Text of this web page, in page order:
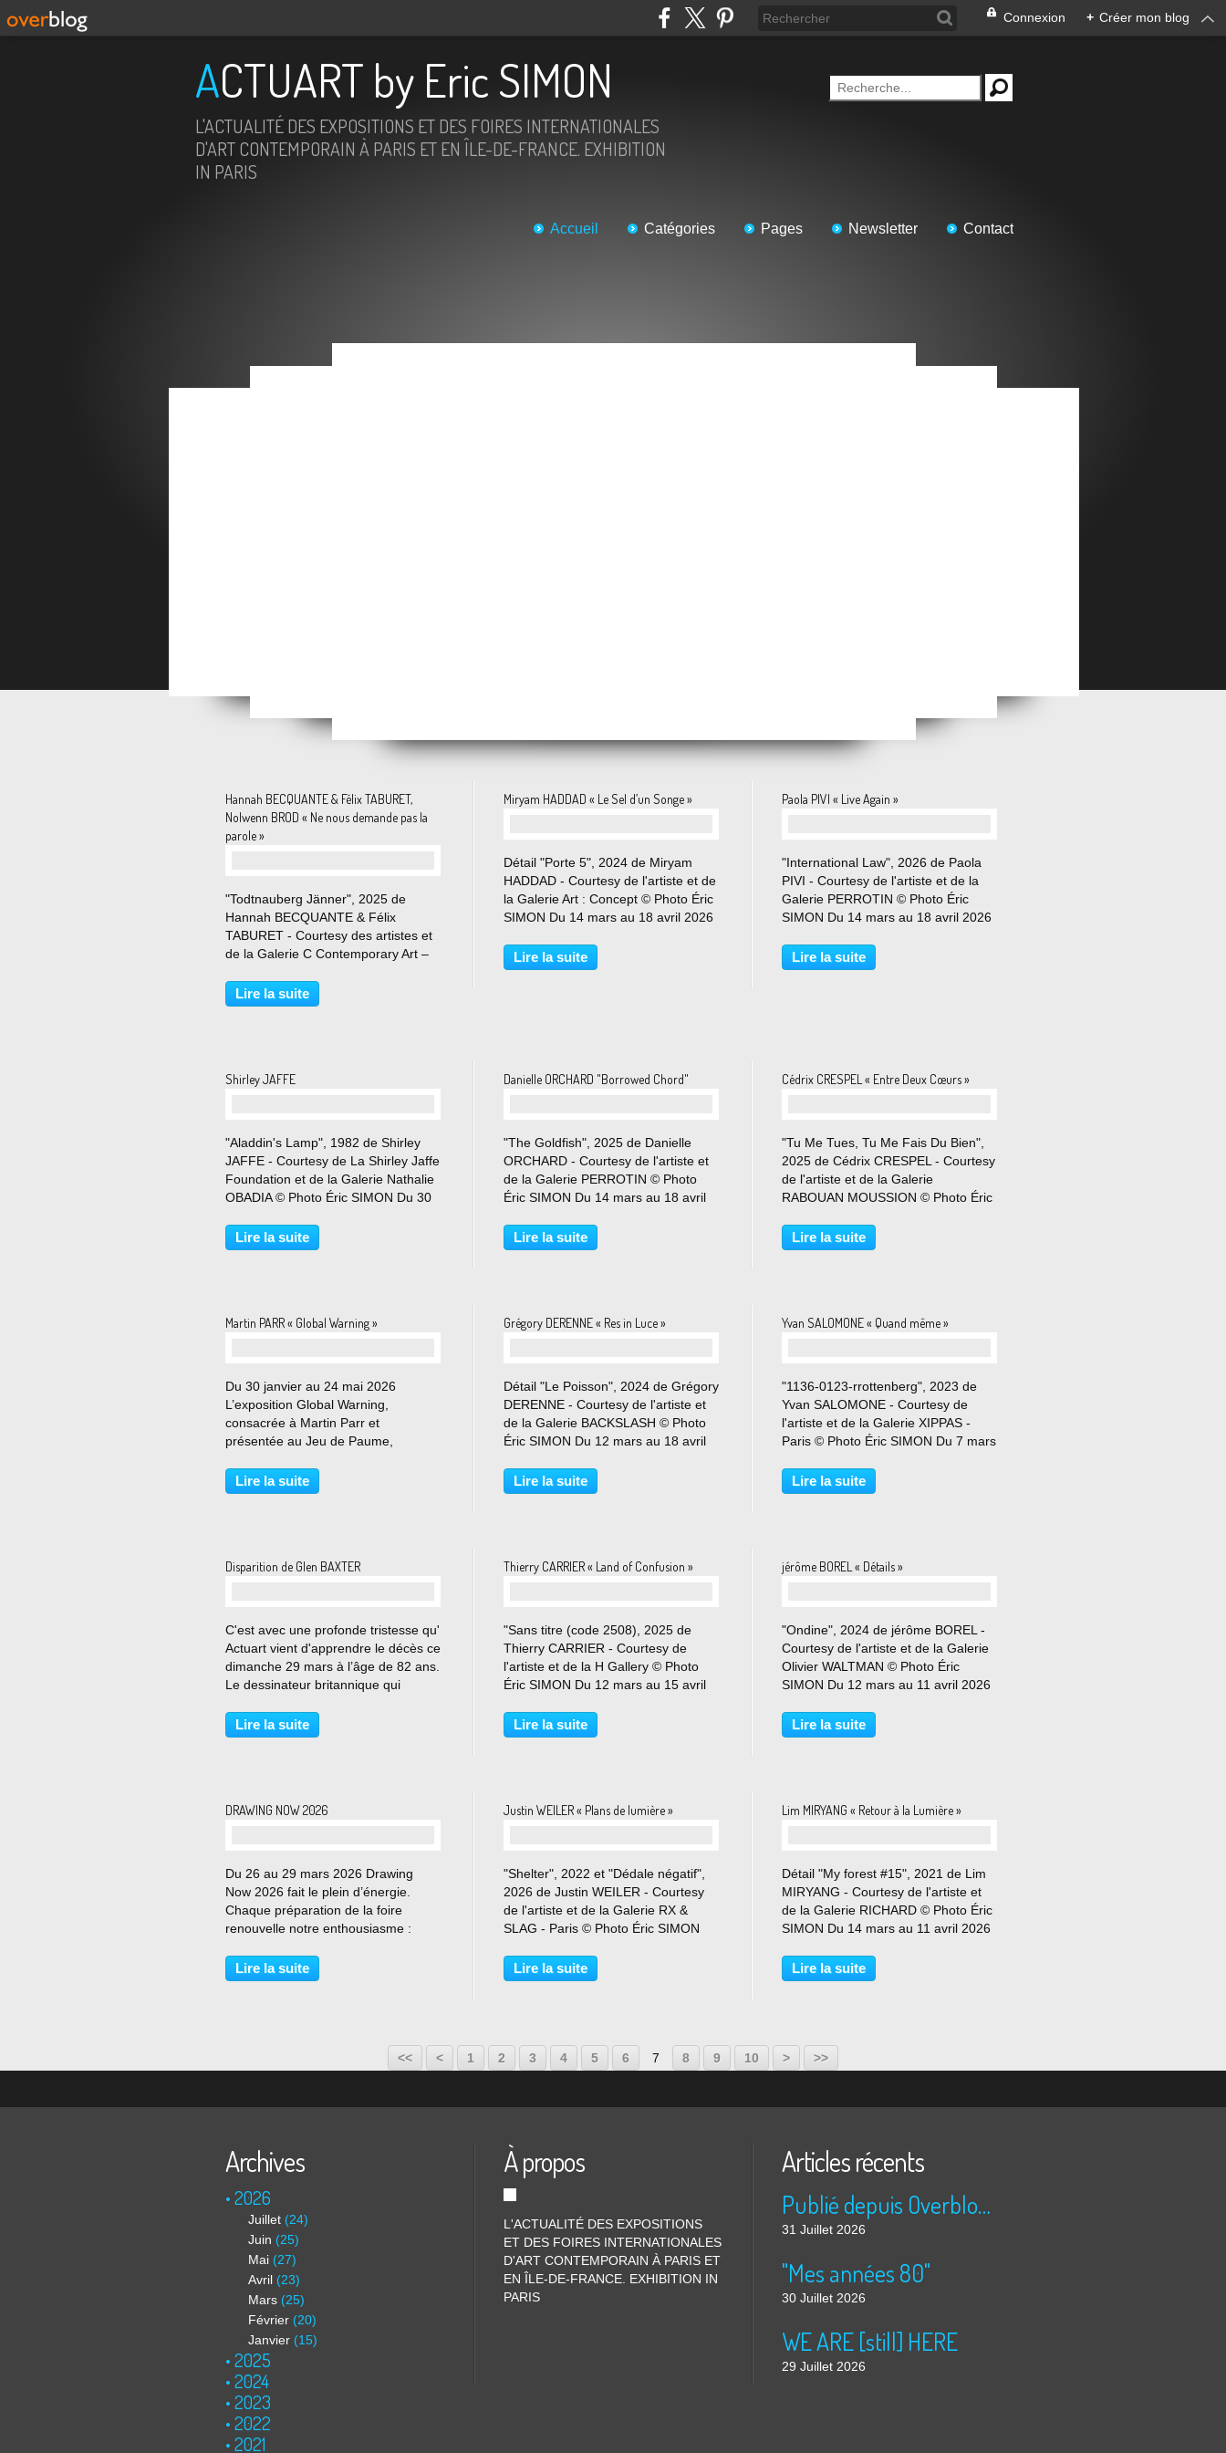
Connexion + Créer mon blog
ACTUART by Eric SIMON
L'ACTUALITÉ DES EXPOSITIONS ET DES FOIRES INTERNATIONALES
D'ART CONTEMPORAIN À PARIS ET EN ÎLE-DE-FRANCE. EXHIBITION
IN PARIS
Accueil Catégories Pages Newsletter Contact
Publié depuis Overblog et Facebook
"Mes années 80"
WE ARE [still] HERE
Hannah BECQUANTE & Félix TABURET,
Nolwenn BROD « Ne nous demande pas la
parole »
"Todtnauberg Jänner", 2025 de
Hannah BECQUANTE & Félix
TABURET - Courtesy des artistes et
de la Galerie C Contemporary Art –
mars au 25 avril 2026 La Galerie C a
le plaisir de vous présentez
Lire la suite
Miryam HADDAD « Le Sel d’un Songe »
Détail "Porte 5", 2024 de Miryam
HADDAD - Courtesy de l'artiste et de
la Galerie Art : Concept © Photo Éric
SIMON Du 14 mars au 18 avril 2026
d’événements chromatiques et
gestuels semble avoir pris le pouvoir
Lire la suite
Paola PIVI « Live Again »
"International Law", 2026 de Paola
PIVI - Courtesy de l'artiste et de la
Galerie PERROTIN © Photo Éric
SIMON Du 14 mars au 18 avril 2026
again, une exposition qui explore la
capacité unique de Paola Pivi à
Lire la suite
Shirley JAFFE
"Aladdin's Lamp", 1982 de Shirley
JAFFE - Courtesy de La Shirley Jaffe
Foundation et de la Galerie Nathalie
OBADIA © Photo Éric SIMON Du 30
Nathalie Obadia est heureuse de
présenter une exposition personnelle
Lire la suite
Danielle ORCHARD "Borrowed Chord"
"The Goldfish", 2025 de Danielle
ORCHARD - Courtesy de l'artiste et
de la Galerie PERROTIN © Photo
Éric SIMON Du 14 mars au 18 avril
tranquille. La figure, la forme et la
tradition moderne Perrotin a le plaisir
Lire la suite
Cédrix CRESPEL « Entre Deux Cœurs »
"Tu Me Tues, Tu Me Fais Du Bien",
2025 de Cédrix CRESPEL - Courtesy
de l'artiste et de la Galerie
RABOUAN MOUSSION © Photo Éric
Comment représenter une relation
amoureuse, ses complicités
Lire la suite
Martin PARR « Global Warning »
Du 30 janvier au 24 mai 2026
L’exposition Global Warning,
consacrée à Martin Parr et
présentée au Jeu de Paume,
à la lumière du chaos et des
déséquilibres qui caractérisent notre
Lire la suite
Grégory DERENNE « Res in Luce »
Détail "Le Poisson", 2024 de Grégory
DERENNE - Courtesy de l'artiste et
de la Galerie BACKSLASH © Photo
Éric SIMON Du 12 mars au 18 avril
les lumières de la ville nocturne dans
ses séries emblématiques
Lire la suite
Yvan SALOMONE « Quand même »
"1136-0123-rrottenberg", 2023 de
Yvan SALOMONE - Courtesy de
l'artiste et de la Galerie XIPPAS -
Paris © Photo Éric SIMON Du 7 mars
le plaisir de présenter une exposition
personnelle de l’artiste français Yvan
Lire la suite
Disparition de Glen BAXTER
C'est avec une profonde tristesse qu'
Actuart vient d'apprendre le décès ce
dimanche 29 mars à l’âge de 82 ans.
Le dessinateur britannique qui
et truffait ses légendes de jeux de
mots et de situation absurde. Né,...
Lire la suite
Thierry CARRIER « Land of Confusion »
"Sans titre (code 2508), 2025 de
Thierry CARRIER - Courtesy de
l'artiste et de la H Gallery © Photo
Éric SIMON Du 12 mars au 15 avril
moi ce que tu vois dans ma peinture
et je devinerai qui tu es”... H
Lire la suite
jérôme BOREL « Détails »
"Ondine", 2024 de jérôme BOREL -
Courtesy de l'artiste et de la Galerie
Olivier WALTMAN © Photo Éric
SIMON Du 12 mars au 11 avril 2026
exposition personnelle, la galerie est
très heureuse de présenter Détails,
Lire la suite
DRAWING NOW 2026
Du 26 au 29 mars 2026 Drawing
Now 2026 fait le plein d’énergie.
Chaque préparation de la foire
renouvelle notre enthousiasme :
découverte d’artistes inattendus,
l’exploration de territoires inédits du
Lire la suite
Justin WEILER « Plans de lumière »
"Shelter", 2022 et "Dédale négatif",
2026 de Justin WEILER - Courtesy
de l'artiste et de la Galerie RX &
SLAG - Paris © Photo Éric SIMON
galerie présente simultanément
Plans de lumière et Corps latents,
Lire la suite
Lim MIRYANG « Retour à la Lumière »
Détail "My forest #15", 2021 de Lim
MIRYANG - Courtesy de l'artiste et
de la Galerie RICHARD © Photo Éric
SIMON Du 14 mars au 11 avril 2026
plaisir de présenter la deuxième
exposition personnelle de Miryang
Lire la suite
<< < 1 2 3 4 5 6 7 8 9 10 20
30
40
50
60
70
80
90
100
200
> >>
Archives
2026
Juillet (24)
Juin (25)
Mai (27)
Avril (23)
Mars (25)
Février (20)
Janvier (15)
2025
2024
2023
2022
2021
À propos
L'ACTUALITÉ DES EXPOSITIONS
ET DES FOIRES INTERNATIONALES
D'ART CONTEMPORAIN À PARIS ET
EN ÎLE-DE-FRANCE. EXHIBITION IN
PARIS
Articles récents
Publié depuis Overblog et Facebook
31 Juillet 2026
"Mes années 80"
30 Juillet 2026
WE ARE [still] HERE
29 Juillet 2026